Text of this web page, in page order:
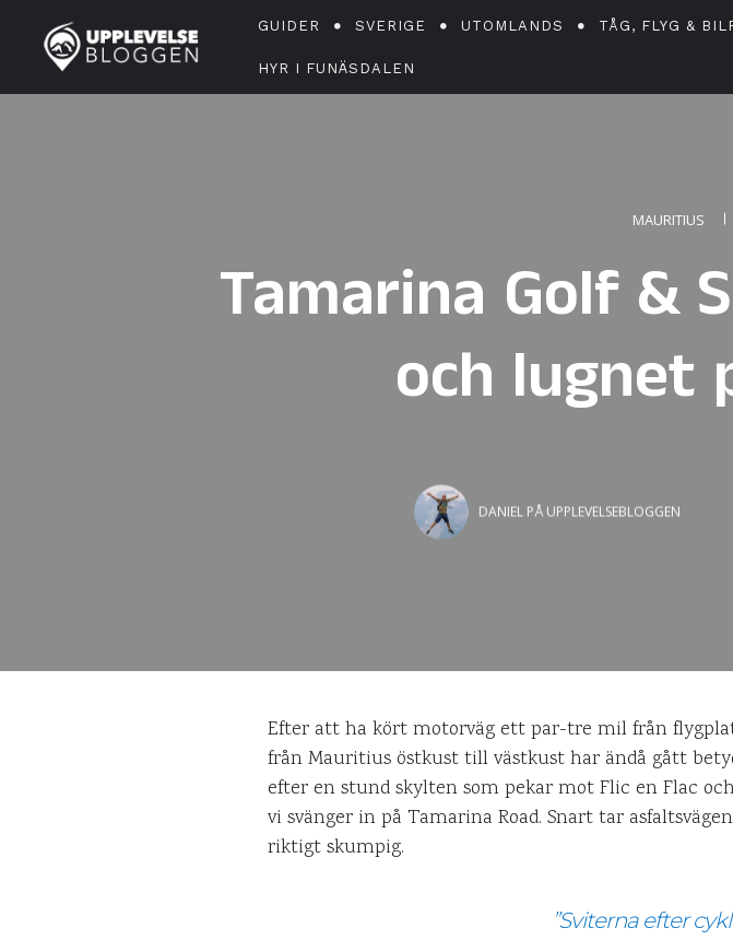
GUIDER SVERIGE UTOMLANDS TÅG, FLYG &
HYR I FUNÄSDALEN
MAURITIUS
Tamarina Golf &
och lugnet
DANIEL PÅ UPPLEVELSEBLOGGEN
Efter att ha kört motorväg ett par-tre mil från
från Mauritius östkust till västkust har ändå gått
efter en stund skylten som pekar mot Flic en Flac
vi svänger in på Tamarina Road. Snart tar
riktigt skumpig.
”Sviterna efter